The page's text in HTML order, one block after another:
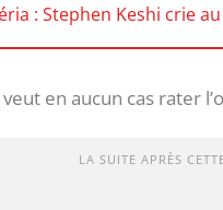
: Stephen Keshi crie
en aucun cas rater
LA SUITE APRÈS